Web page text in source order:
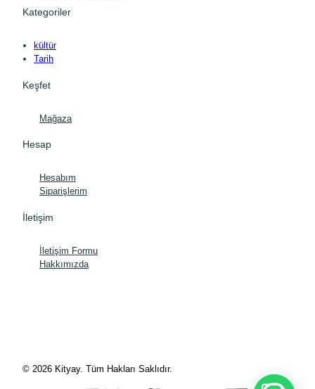
Kategoriler
kültür
Tarih
Keşfet
Mağaza
Hesap
Hesabım
Siparişlerim
İletişim
İletişim Formu
Hakkımızda
© 2026 Kityay. Tüm Hakları Saklıdır.